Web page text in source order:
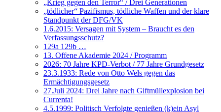
„Krieg gegen den Terror“ / Drei Generationen
„tödlicher“ Pazifismus, tödliche Waffen und der klare
Standpunkt der DFG/VK
1.6.2015: Versagen mit System – Braucht es den
Verfassungsschutz?
129a 129b …
13. Offene Akademie 2024 / Programm
2026: 70 Jahre KPD-Verbot / 77 Jahre Grundgesetz
23.3.1933: Rede von Otto Wels gegen das
Ermächtigungsgesetz
27.Juli 2024: Drei Jahre nach Giftmüllexplosion bei
Currenta!
4.5.1999: Politisch Verfolgte genießen (k)ein Asyl